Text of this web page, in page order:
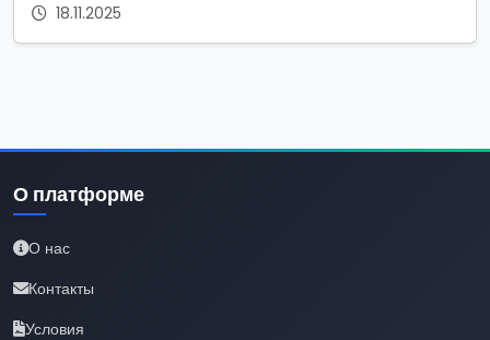
18.11.2025
О платформе
О нас
Контакты
Условия